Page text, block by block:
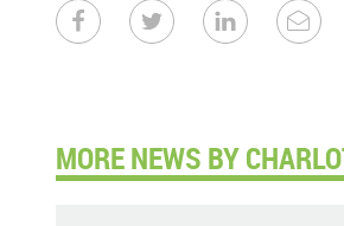
MORE NEWS BY